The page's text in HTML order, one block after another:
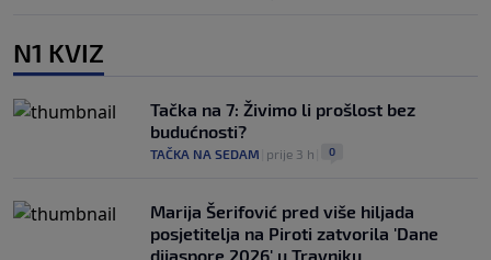
N1 KVIZ
Tačka na 7: Živimo li prošlost bez
budućnosti?
TAČKA NA SEDAM prije 3 h 0
Marija Šerifović pred više hiljada
posjetitelja na Piroti zatvorila 'Dane
dijaspore 2026' u Travniku